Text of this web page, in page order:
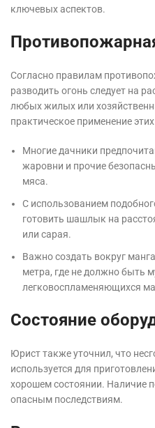
ключевых аспектов.
Согласно правилам
разводить огонь следует на
любых жилых или
практическое применение
Многие дачники
жаровни и прочие
мяса.
С использованием
готовить шашлык на
или сарая.
Важно создать вокруг
метра, где не должно быть
легковоспламеняющихся
Состояние
Юрист также уточнил, что
используется для
хорошем состоянии. Наличие
опасным последствиям.